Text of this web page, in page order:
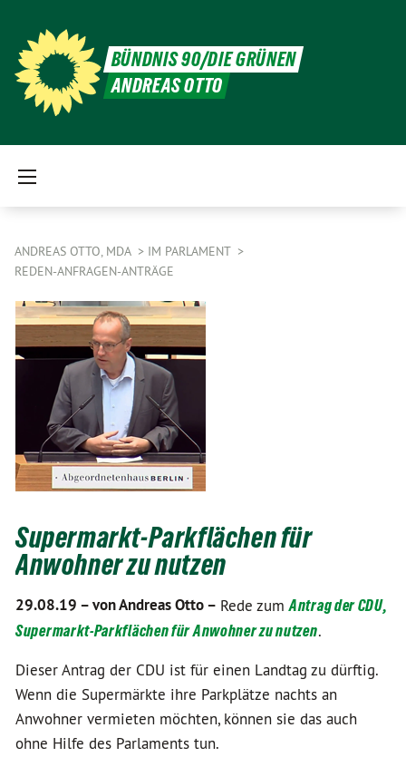
BÜNDNIS 90/DIE GRÜNEN
ANDREAS OTTO
ANDREAS OTTO, MDA
IM PARLAMENT
REDEN-ANFRAGEN-ANTRÄGE
Supermarkt-Parkflächen für
Anwohner zu nutzen
29.08.19 –von Andreas Otto – Rede zumAntrag der CDU,
Supermarkt-Parkflächen für Anwohner zu nutzen.
Dieser Antrag der CDU ist für einen Landtag zu dürftig.
Wenn die Supermärkte ihre Parkplätze nachts an
Anwohner vermieten möchten, können sie das auch
ohne Hilfe des Parlaments tun.